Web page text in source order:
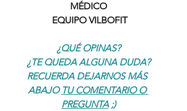
MÉDICO
EQUIPO VILBOFIT
¿QUÉ OPINAS?
¿TE QUEDA ALGUNA DUDA?
RECUERDA DEJARNOS MÁS
ABAJO TU COMENTARIO O
PREGUNTA ;)